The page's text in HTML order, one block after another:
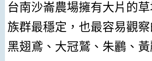
台南沙崙農場擁有大片的
族群最穩定，也最容易觀
黑翅鳶、大冠鷲、朱鸝、